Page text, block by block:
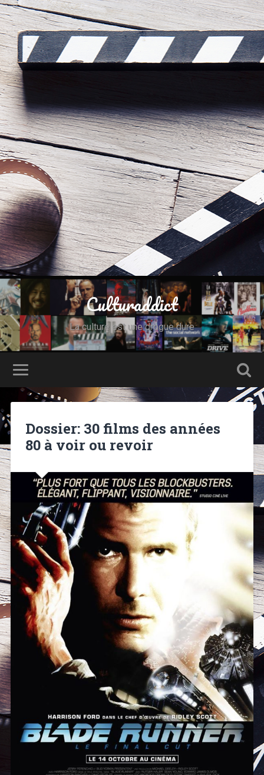
Culturaddict
La culture est une drogue dure
Dossier: 30 films des années
80 à voir ou revoir